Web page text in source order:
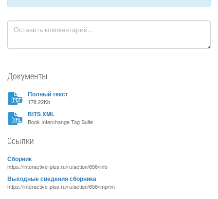
Документы
Полный текст
178.22Kb
BITS XML
Book Interchange Tag Suite
Ссылки
Сборник
https://interactive-plus.ru/ru/action/656/info
Выходные сведения сборника
https://interactive-plus.ru/ru/action/656/imprint